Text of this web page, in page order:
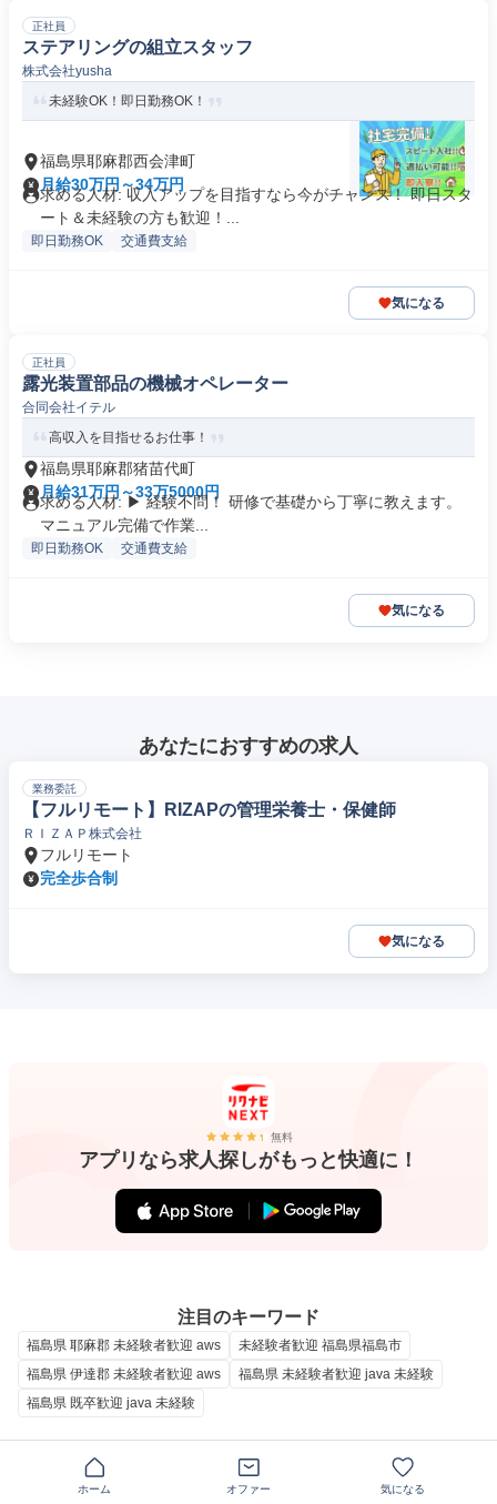
正社員
ステアリングの組立スタッフ
株式会社yusha
未経験OK！即日勤務OK！
福島県耶麻郡西会津町
月給30万円～34万円
求める人材: 収入アップを目指すなら今がチャンス！ 即日スタ
ート＆未経験の方も歓迎！...
即日勤務OK 交通費支給
気になる
正社員
露光装置部品の機械オペレーター
合同会社イテル
高収入を目指せるお仕事！
福島県耶麻郡猪苗代町
月給31万円～33万5000円
求める人材: ▶ 経験不問！ 研修で基礎から丁寧に教えます。
マニュアル完備で作業...
即日勤務OK 交通費支給
気になる
あなたにおすすめの求人
業務委託
【フルリモート】RIZAPの管理栄養士・保健師
ＲＩＺＡＰ株式会社
フルリモート
完全歩合制
気になる
無料
アプリなら求人探しがもっと快適に！
注目のキーワード
福島県 耶麻郡 未経験者歓迎 aws
未経験者歓迎 福島県福島市
福島県 伊達郡 未経験者歓迎 aws
福島県 未経験者歓迎 java 未経験
福島県 既卒歓迎 java 未経験
耶麻郡（福島県）、未経験者歓迎の求人一覧から
条件を絞り込んで探す
ホーム オファー 気になる